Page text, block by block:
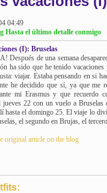
04:49
Hasta el último detalle conmigo
(I): Bruselas
Después de una semana
ha sido que he tenido
viajar. Estaba pensando en si
he decidido que sí, ya que me
mi Erasmus y que recuerdo
jueves 22 con un vuelo a
hasta el domingo 25. El viaje lo
el segundo en Brujas, el
original article on the blog